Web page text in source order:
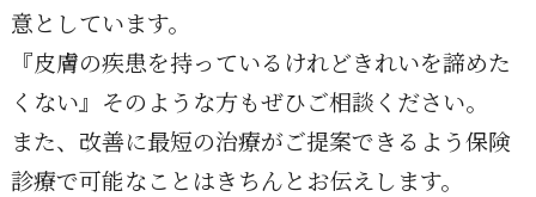
意としています。
『皮膚の疾患を持っているけれどきれいを諦めた
くない』そのような方もぜひご相談ください。
また、改善に最短の治療がご提案できるよう保険
診療で可能なことはきちんとお伝えします。